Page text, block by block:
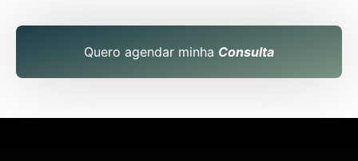
Quero agendar minha Consulta